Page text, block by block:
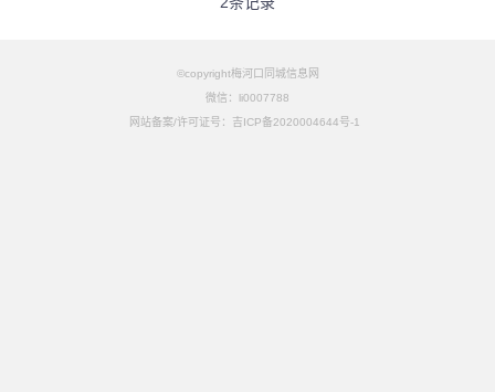
©copyright梅河口同城信息网
微信：li0007788
网站备案/许可证号：吉ICP备2020004644号-1